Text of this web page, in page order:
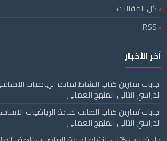
كل المقالات
RSS
آخر الأخبار
اجابات تمارين كتاب النشاط لمادة الرياضيات
الدراسي الثاني المنهج العماني
اجابات تمارين كتاب الطالب لمادة الرياضيات
الدراسي الثاني المنهج العماني